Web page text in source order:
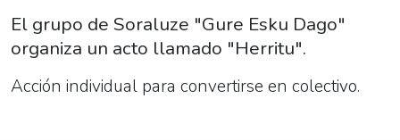
El grupo de Soraluze "Gure Esku Dago"
organiza un acto llamado "Herritu".
Acción individual para convertirse en colectivo.